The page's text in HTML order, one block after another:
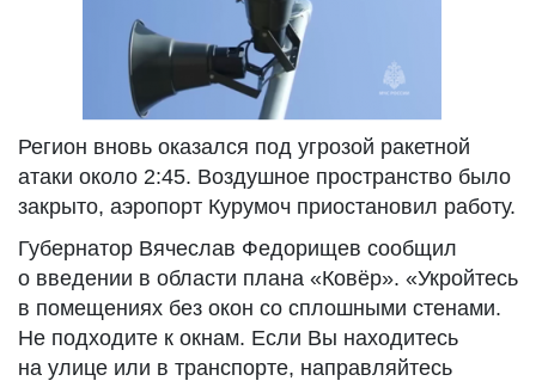
Регион вновь оказался под угрозой ракетной
атаки около 2:45. Воздушное пространство было
закрыто, аэропорт Курумоч приостановил работу.
Губернатор Вячеслав Федорищев сообщил
о введении в области плана «Ковёр». «Укройтесь
в помещениях без окон со сплошными стенами.
Не подходите к окнам. Если Вы находитесь
на улице или в транспорте, направляйтесь